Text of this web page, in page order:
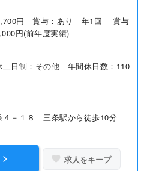
円 賞与：あり 年1回 賞与
円(前年度実績)
日制：その他 年間休日数：110
４－１８ 三条駅から徒歩10分
求人をキープ